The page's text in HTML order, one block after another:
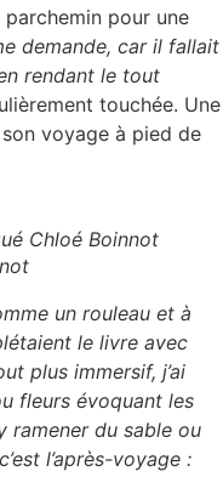
pour une
demande, car il fallait
rendant le tout
touchée. Une
voyage à pied de
Chloé Boinnot
un rouleau et à
le livre avec
plus immersif, j’ai
fleurs évoquant les
du sable ou
l’après-voyage :